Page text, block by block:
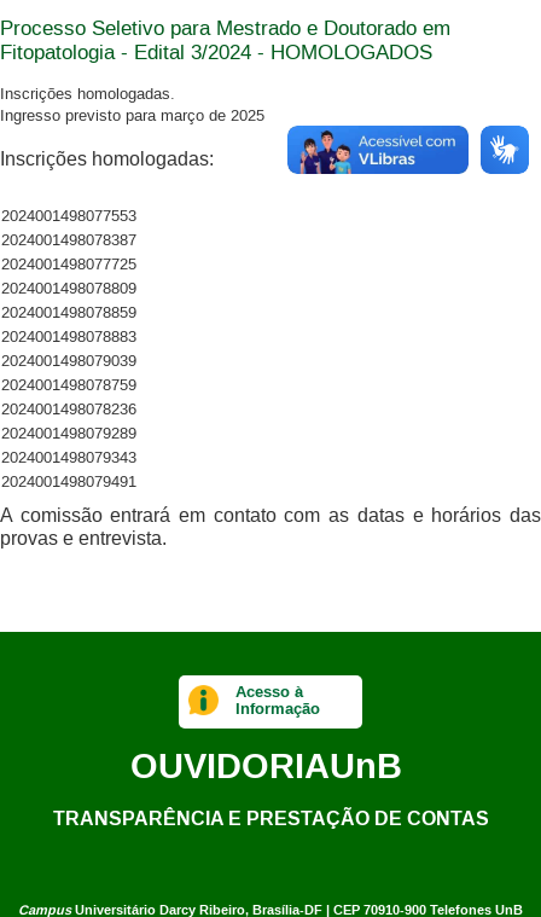
Processo Seletivo para Mestrado e Doutorado em
Fitopatologia - Edital 3/2024 - HOMOLOGADOS
Inscrições homologadas.
Ingresso previsto para março de 2025
Inscrições homologadas:
2024001498077553
2024001498078387
2024001498077725
2024001498078809
2024001498078859
2024001498078883
2024001498079039
2024001498078759
2024001498078236
2024001498079289
2024001498079343
2024001498079491
A comissão entrará em contato com as datas e horários das
provas e entrevista.
CampusUniversitário Darcy Ribeiro, Brasília-DF | CEP 70910-900 Telefones UnB
Acesso à
Informação
OUVIDORIAUnB
TRANSPARÊNCIA E PRESTAÇÃO DE CONTAS